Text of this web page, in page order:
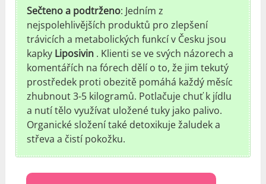
Sečteno a podtrženo: Jedním z
nejspolehlivějších produktů pro zlepšení
trávicích a metabolických funkcí v Česku jsou
kapky Liposivin . Klienti se ve svých názorech a
komentářích na fórech dělí o to, že jim tekutý
prostředek proti obezitě pomáhá každý měsíc
zhubnout 3-5 kilogramů. Potlačuje chuť k jídlu
a nutí tělo využívat uložené tuky jako palivo.
Organické složení také detoxikuje žaludek a
střeva a čistí pokožku.